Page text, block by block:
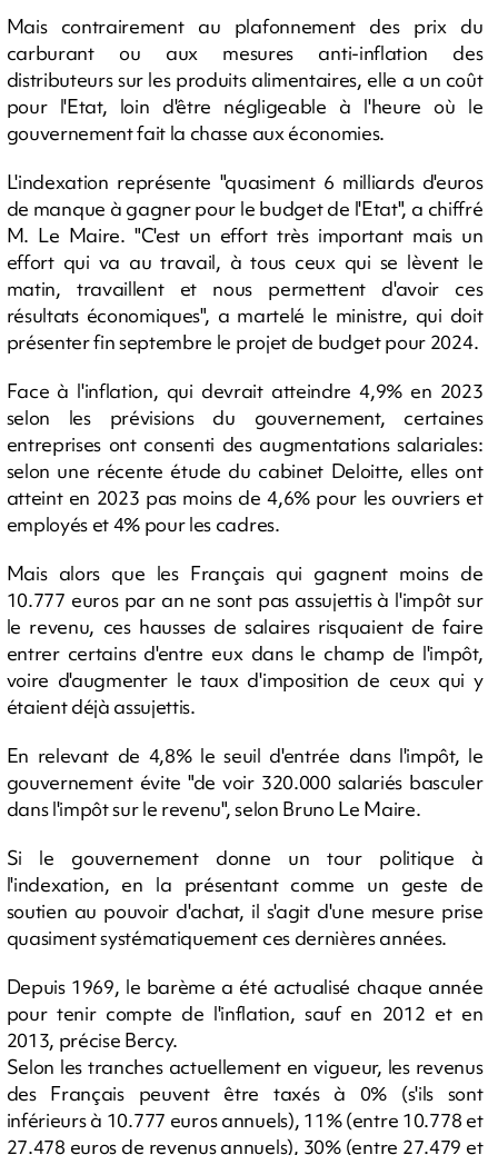
Mais contrairement au plafonnement des prix du
carburant ou aux mesures anti-inflation des
distributeurs sur les produits alimentaires, elle a un coût
pour l'Etat, loin d'être négligeable à l'heure où le
gouvernement fait la chasse aux économies.
L'indexation représente "quasiment 6 milliards d'euros
de manque à gagner pour le budget de l'Etat", a chiffré
M. Le Maire. "C'est un effort très important mais un
effort qui va au travail, à tous ceux qui se lèvent le
matin, travaillent et nous permettent d'avoir ces
résultats économiques", a martelé le ministre, qui doit
présenter fin septembre le projet de budget pour 2024.
Face à l'inflation, qui devrait atteindre 4,9% en 2023
selon les prévisions du gouvernement, certaines
entreprises ont consenti des augmentations salariales:
selon une récente étude du cabinet Deloitte, elles ont
atteint en 2023 pas moins de 4,6% pour les ouvriers et
employés et 4% pour les cadres.
Mais alors que les Français qui gagnent moins de
10.777 euros par an ne sont pas assujettis à l'impôt sur
le revenu, ces hausses de salaires risquaient de faire
entrer certains d'entre eux dans le champ de l'impôt,
voire d'augmenter le taux d'imposition de ceux qui y
étaient déjà assujettis.
En relevant de 4,8% le seuil d'entrée dans l'impôt, le
gouvernement évite "de voir 320.000 salariés basculer
dans l'impôt sur le revenu", selon Bruno Le Maire.
Si le gouvernement donne un tour politique à
l'indexation, en la présentant comme un geste de
soutien au pouvoir d'achat, il s'agit d'une mesure prise
quasiment systématiquement ces dernières années.
Depuis 1969, le barème a été actualisé chaque année
pour tenir compte de l'inflation, sauf en 2012 et en
2013, précise Bercy.
Selon les tranches actuellement en vigueur, les revenus
des Français peuvent être taxés à 0% (s'ils sont
inférieurs à 10.777 euros annuels), 11% (entre 10.778 et
27.478 euros de revenus annuels), 30% (entre 27.479 et